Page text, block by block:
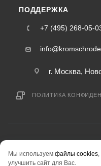
ПОДДЕРЖКА
+7 (495) 268-05-
г. Москва,
ПОЛИТИКА
информация на сайте
Мы используем файлы cookies
улучшить сайт для Вас.